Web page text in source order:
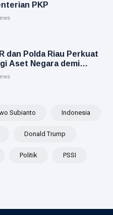
PKP
dan Polda Riau Perkuat
Aset Negara demi
Energi Nasional
Subianto Indonesia
Donald Trump
Politik PSSI